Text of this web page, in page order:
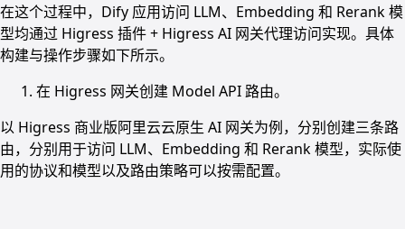
在这个过程中，Dify 应用访问 LLM、Embedding 和 Rerank 模
型均通过 Higress 插件 + Higress AI 网关代理访问实现。具体
构建与操作步骤如下所示。
在 Higress 网关创建 Model API 路由。
以 Higress 商业版阿里云云原生 AI 网关为例，分别创建三条路
由，分别用于访问 LLM、Embedding 和 Rerank 模型，实际使
用的协议和模型以及路由策略可以按需配置。